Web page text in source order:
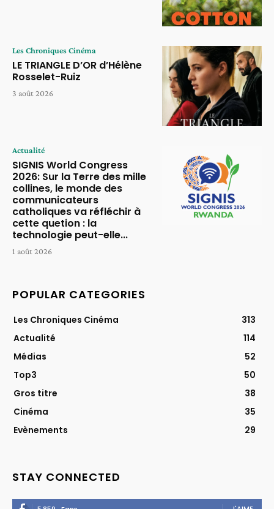
Les Chroniques Cinéma
LE TRIANGLE D’OR d’Hélène
Rosselet-Ruiz
3 août 2026
Actualité
SIGNIS World Congress
2026: Sur la Terre des mille
collines, le monde des
communicateurs
catholiques va réfléchir à
cette quetion : la
technologie peut-elle...
1 août 2026
POPULAR CATEGORIES
Les Chroniques Cinéma
313
Actualité
114
Médias
52
Top3
50
Gros titre
38
Cinéma
35
Evènements
29
STAY CONNECTED